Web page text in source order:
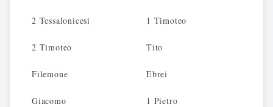
2 Tessalonicesi 1 Timoteo
2 Timoteo Tito
Filemone Ebrei
Giacomo 1 Pietro